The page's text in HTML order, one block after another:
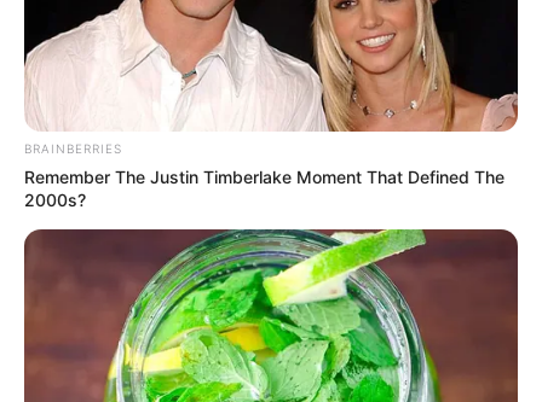
BRAINBERRIES
Remember The Justin Timberlake Moment That Defined The
2000s?